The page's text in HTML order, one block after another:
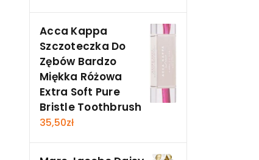
Acca Kappa
Szczoteczka Do
Zębów Bardzo
Miękka Różowa
Extra Soft Pure
Bristle Toothbrush
35,50zł